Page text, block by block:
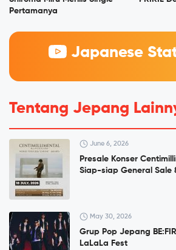
Pertamanya
Japanese
Tentang Jepang
June 6, 2026
Presale Konser
Siap-siap General Sale
May 30, 2026
Grup Pop Jepang
LaLaLa Fest